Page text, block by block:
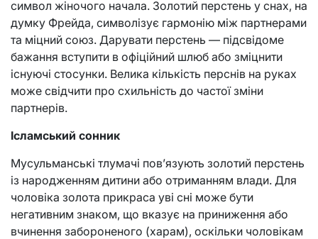
символ жіночого начала. Золотий перстень у снах, на
думку Фрейда, символізує гармонію між партнерами
та міцний союз. Дарувати перстень — підсвідоме
бажання вступити в офіційний шлюб або зміцнити
існуючі стосунки. Велика кількість перснів на руках
може свідчити про схильність до частої зміни
партнерів.
Ісламський сонник
Мусульманські тлумачі пов’язують золотий перстень
із народженням дитини або отриманням влади. Для
чоловіка золота прикраса уві сні може бути
негативним знаком, що вказує на приниження або
вчинення забороненого (харам), оскільки чоловікам